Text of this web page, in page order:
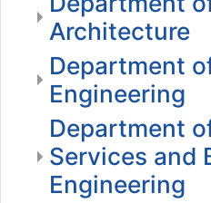
Architecture
Department
Engineering
Department
Services and
Engineering